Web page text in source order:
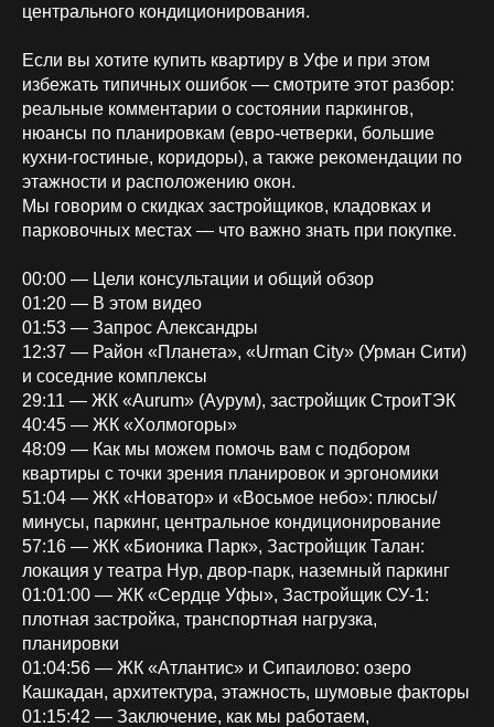
центрального кондиционирования.
Если вы хотите купить квартиру в Уфе и при этом
избежать типичных ошибок — смотрите этот разбор:
реальные комментарии о состоянии паркингов,
нюансы по планировкам (евро‑четверки, большие
кухни‑гостиные, коридоры), а также рекомендации по
этажности и расположению окон.
Мы говорим о скидках застройщиков, кладовках и
парковочных местах — что важно знать при покупке.
00:00 — Цели консультации и общий обзор
01:20 — В этом видео
01:53 — Запрос Александры
12:37 — Район «Планета», «Urman City» (Урман Сити)
и соседние комплексы
29:11 — ЖК «Aurum» (Аурум), застройщик СтроиТЭК
40:45 — ЖК «Холмогоры»
48:09 — Как мы можем помочь вам с подбором
квартиры с точки зрения планировок и эргономики
51:04 — ЖК «Новатор» и «Восьмое небо»: плюсы/
минусы, паркинг, центральное кондиционирование
57:16 — ЖК «Бионика Парк», Застройщик Талан:
локация у театра Нур, двор‑парк, наземный паркинг
01:01:00 — ЖК «Сердце Уфы», Застройщик СУ-1:
плотная застройка, транспортная нагрузка,
планировки
01:04:56 — ЖК «Атлантис» и Сипаилово: озеро
Кашкадан, архитектура, этажность, шумовые факторы
01:15:42 — Заключение, как мы работаем,